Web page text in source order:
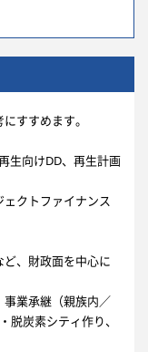
すすめます。
向けDD、再生計画
クトファイナンス
、財政面を中心に
業承継（親族内／
脱炭素シティ作り、